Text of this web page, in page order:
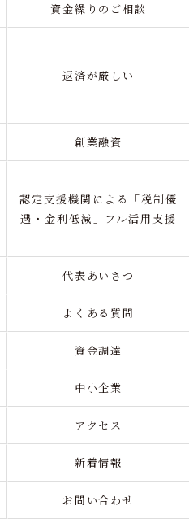
資金繰りのご相談
返済が厳しい
創業融資
認定支援機関による「税制優
遇・金利低減」フル活用支援
代表あいさつ
よくある質問
資金調達
中小企業
アクセス
新着情報
お問い合わせ